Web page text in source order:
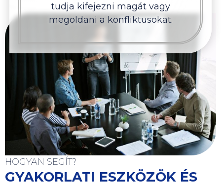
tudja kifejezni magát vagy
megoldani a konfliktusokat.
HOGYAN SEGÍT?
GYAKORLATI ESZKÖZÖK ÉS